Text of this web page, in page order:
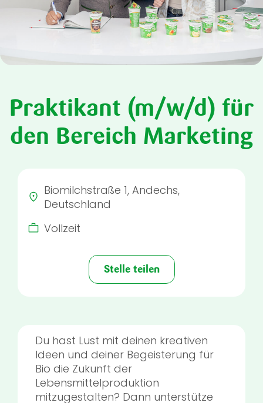
Praktikant (m/w/d) für
den Bereich Marketing
Biomilchstraße 1, Andechs,
Deutschland
Vollzeit
Stelle teilen
Du hast Lust mit deinen kreativen
Ideen und deiner Begeisterung für
Bio die Zukunft der
Lebensmittelproduktion
mitzugestalten? Dann unterstütze